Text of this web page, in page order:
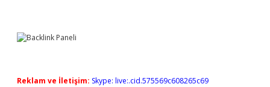
Reklam ve İletişim: Skype: live:.cid.575569c608265c69